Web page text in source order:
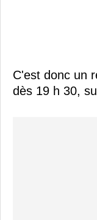
C'est donc un
dès 19 h 30,